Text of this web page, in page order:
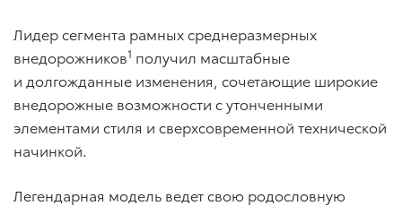
Лидер сегмента рамных среднеразмерных
внедорожников1 получил масштабные
и долгожданные изменения, сочетающие широкие
внедорожные возможности с утонченными
элементами стиля и сверхсовременной технической
начинкой.
Легендарная модель ведет свою родословную